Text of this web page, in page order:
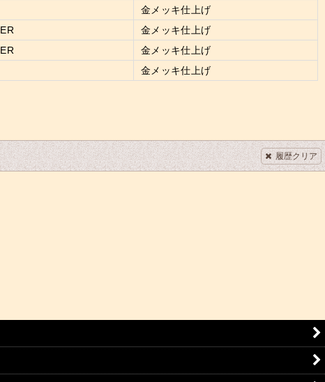
金メッキ仕上げ
金メッキ仕上げ
金メッキ仕上げ
金メッキ仕上げ
履歴クリア